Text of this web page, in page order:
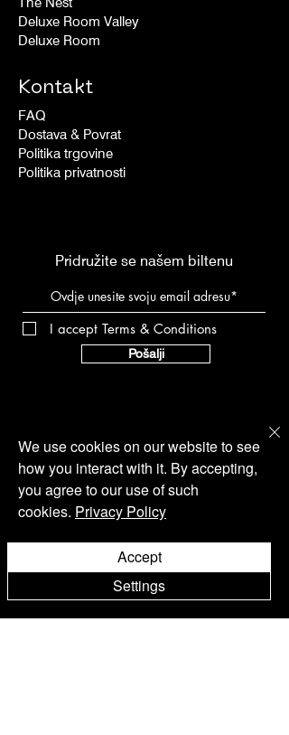
Deluxe Room Valley
Deluxe Room
Kontakt
FAQ
Dostava & Povrat
Politika trgovine
Politika privatnosti
Pridružite se našem biltenu
I accept Terms & Conditions
Pošalji
DESIGN HOTEL
Kanal 30, 52424 Motovun, Hrvatska
We use cookies on our website to see
how you interact with it. By accepting,
you agree to our use of such
cookies. Privacy Policy
Settings
Accept